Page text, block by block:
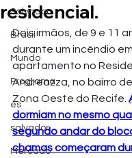
Salvador
Brasil
Mundo
Programa
es
salvador
Mercado
residencial.
Dois irmãos, de 9 e 11
durante um incêndio
apartamento no
Andreazza, no bairro
Zona Oeste do Recife.
dormiam no mesmo
segundo andar do
chamas começaram